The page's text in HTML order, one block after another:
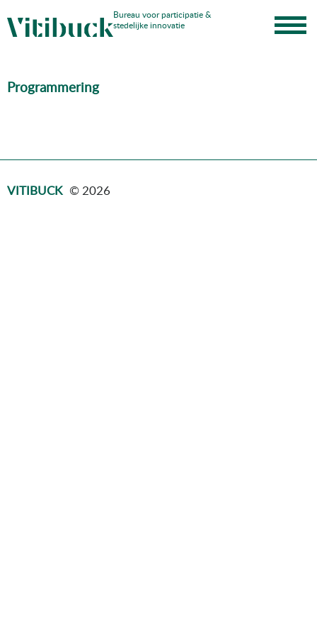
to
Bureau voor participatie &
stedelijke innovatie
Programmering
VITIBUCK © 2026